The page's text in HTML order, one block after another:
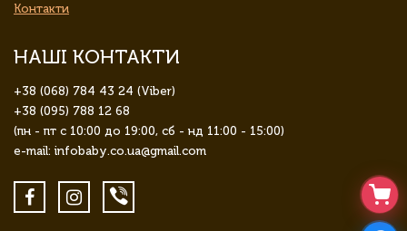
Контакти
НАШІ КОНТАКТИ
+38 (068) 784 43 24 (Viber)
+38 (095) 788 12 68
(пн - пт с 10:00 до 19:00, сб - нд 11:00 - 15:00)
e-mail: infobaby.co.ua@gmail.com